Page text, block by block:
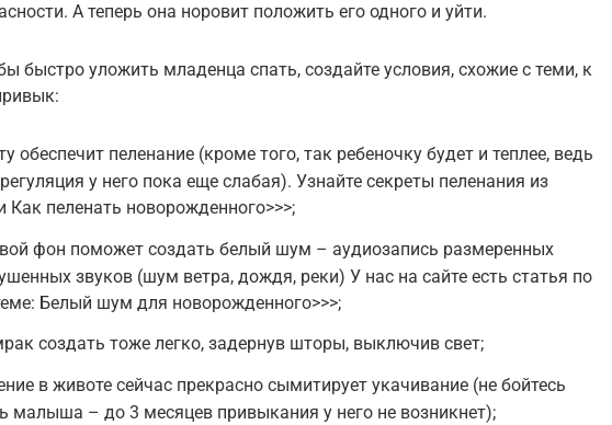
А теперь она норовит положить его одного и уйти.
быстро уложить младенца спать, создайте условия, схожие с теми, к
обеспечит пеленание (кроме того, так ребеночку будет и теплее, ведь
у него пока еще слабая). Узнайте секреты пеленания из
Как пеленать новорожденного>>>;
фон поможет создать белый шум – аудиозапись размеренных
звуков (шум ветра, дождя, реки) У нас на сайте есть статья по
Белый шум для новорожденного>>>;
создать тоже легко, задернув шторы, выключив свет;
в животе сейчас прекрасно сымитирует укачивание (не бойтесь
малыша – до 3 месяцев привыкания у него не возникнет);